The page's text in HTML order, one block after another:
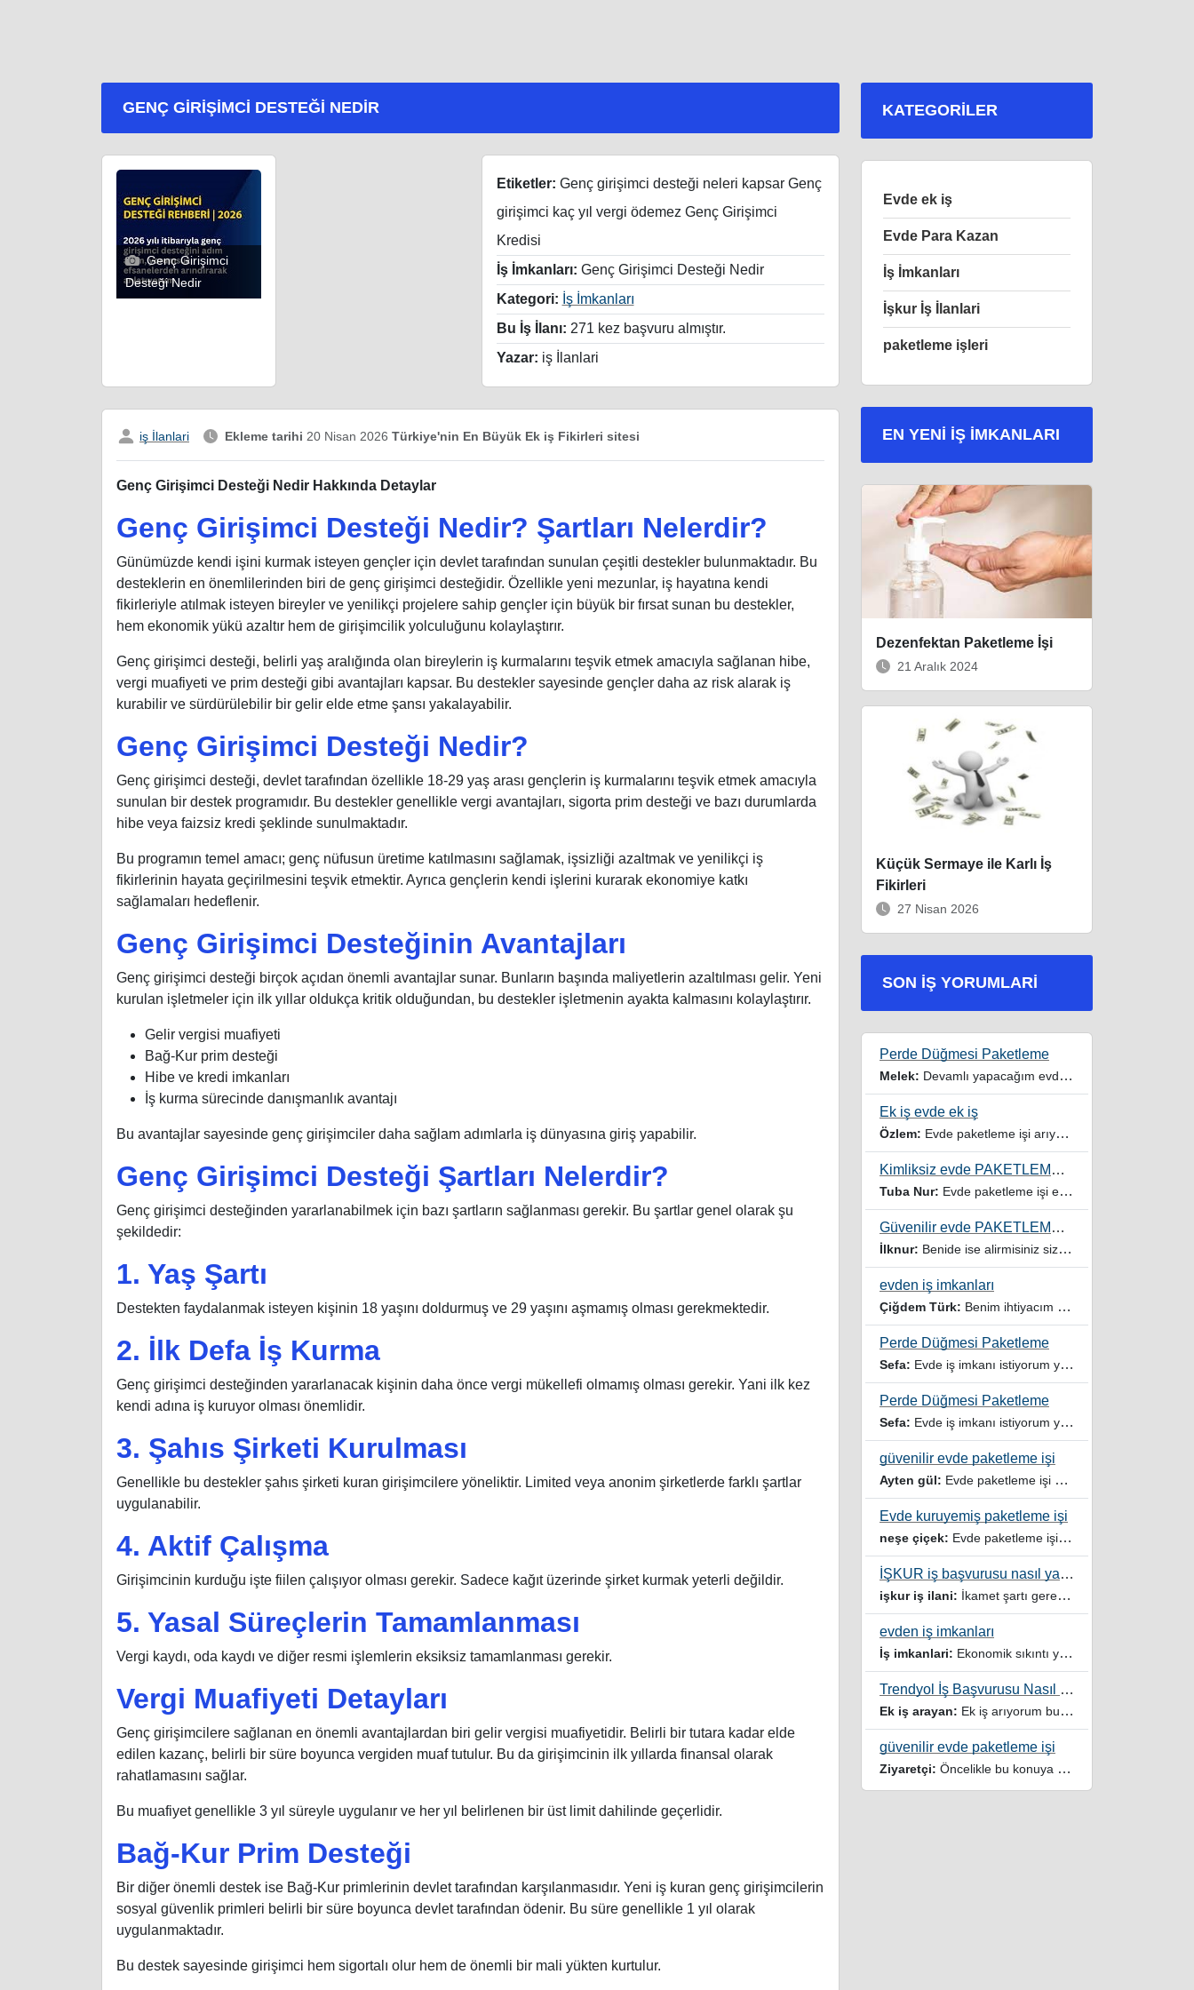
GENÇ GIRIŞIMCI DESTEĞI NEDIR
Genç Girişimci
Desteği Nedir
Etiketler: Genç girişimci desteği neleri kapsar Genç
girişimci kaç yıl vergi ödemez Genç Girişimci
Kredisi
İş İmkanları: Genç Girişimci Desteği Nedir
Kategori: İş İmkanları
Bu İş İlanı: 271 kez başvuru almıştır.
Yazar: iş İlanlari
iş İlanlari Ekleme tarihi 20 Nisan 2026 Türkiye'nin En Büyük Ek iş Fikirleri sitesi
Genç Girişimci Desteği Nedir Hakkında Detaylar
Genç Girişimci Desteği Nedir? Şartları Nelerdir?
Günümüzde kendi işini kurmak isteyen gençler için devlet tarafından sunulan çeşitli destekler bulunmaktadır. Bu
desteklerin en önemlilerinden biri de genç girişimci desteğidir. Özellikle yeni mezunlar, iş hayatına kendi
fikirleriyle atılmak isteyen bireyler ve yenilikçi projelere sahip gençler için büyük bir fırsat sunan bu destekler,
hem ekonomik yükü azaltır hem de girişimcilik yolculuğunu kolaylaştırır.
Genç girişimci desteği, belirli yaş aralığında olan bireylerin iş kurmalarını teşvik etmek amacıyla sağlanan hibe,
vergi muafiyeti ve prim desteği gibi avantajları kapsar. Bu destekler sayesinde gençler daha az risk alarak iş
kurabilir ve sürdürülebilir bir gelir elde etme şansı yakalayabilir.
Genç Girişimci Desteği Nedir?
Genç girişimci desteği, devlet tarafından özellikle 18-29 yaş arası gençlerin iş kurmalarını teşvik etmek amacıyla
sunulan bir destek programıdır. Bu destekler genellikle vergi avantajları, sigorta prim desteği ve bazı durumlarda
hibe veya faizsiz kredi şeklinde sunulmaktadır.
Bu programın temel amacı; genç nüfusun üretime katılmasını sağlamak, işsizliği azaltmak ve yenilikçi iş
fikirlerinin hayata geçirilmesini teşvik etmektir. Ayrıca gençlerin kendi işlerini kurarak ekonomiye katkı
sağlamaları hedeflenir.
Genç Girişimci Desteğinin Avantajları
Genç girişimci desteği birçok açıdan önemli avantajlar sunar. Bunların başında maliyetlerin azaltılması gelir. Yeni
kurulan işletmeler için ilk yıllar oldukça kritik olduğundan, bu destekler işletmenin ayakta kalmasını kolaylaştırır.
Gelir vergisi muafiyeti
Bağ-Kur prim desteği
Hibe ve kredi imkanları
İş kurma sürecinde danışmanlık avantajı
Bu avantajlar sayesinde genç girişimciler daha sağlam adımlarla iş dünyasına giriş yapabilir.
Genç Girişimci Desteği Şartları Nelerdir?
Genç girişimci desteğinden yararlanabilmek için bazı şartların sağlanması gerekir. Bu şartlar genel olarak şu
şekildedir:
1. Yaş Şartı
Destekten faydalanmak isteyen kişinin 18 yaşını doldurmuş ve 29 yaşını aşmamış olması gerekmektedir.
2. İlk Defa İş Kurma
Genç girişimci desteğinden yararlanacak kişinin daha önce vergi mükellefi olmamış olması gerekir. Yani ilk kez
kendi adına iş kuruyor olması önemlidir.
3. Şahıs Şirketi Kurulması
Genellikle bu destekler şahıs şirketi kuran girişimcilere yöneliktir. Limited veya anonim şirketlerde farklı şartlar
uygulanabilir.
4. Aktif Çalışma
Girişimcinin kurduğu işte fiilen çalışıyor olması gerekir. Sadece kağıt üzerinde şirket kurmak yeterli değildir.
5. Yasal Süreçlerin Tamamlanması
Vergi kaydı, oda kaydı ve diğer resmi işlemlerin eksiksiz tamamlanması gerekir.
Vergi Muafiyeti Detayları
Genç girişimcilere sağlanan en önemli avantajlardan biri gelir vergisi muafiyetidir. Belirli bir tutara kadar elde
edilen kazanç, belirli bir süre boyunca vergiden muaf tutulur. Bu da girişimcinin ilk yıllarda finansal olarak
rahatlamasını sağlar.
Bu muafiyet genellikle 3 yıl süreyle uygulanır ve her yıl belirlenen bir üst limit dahilinde geçerlidir.
Bağ-Kur Prim Desteği
Bir diğer önemli destek ise Bağ-Kur primlerinin devlet tarafından karşılanmasıdır. Yeni iş kuran genç girişimcilerin
sosyal güvenlik primleri belirli bir süre boyunca devlet tarafından ödenir. Bu süre genellikle 1 yıl olarak
uygulanmaktadır.
Bu destek sayesinde girişimci hem sigortalı olur hem de önemli bir mali yükten kurtulur.
KATEGORILER
Evde ek iş
Evde Para Kazan
İş İmkanları
İşkur İş İlanlari
paketleme işleri
EN YENI İŞ IMKANLARI
Dezenfektan Paketleme İşi
21 Aralık 2024
Küçük Sermaye ile Karlı İş
Fikirleri
27 Nisan 2026
SON İŞ YORUMLARI
Perde Düğmesi Paketleme
Melek: Devamlı yapacağım evde iş imkanı istiyorum
Ek iş evde ek iş
Özlem: Evde paketleme işi arıyorum yardımcı olur musunuz
Kimliksiz evde PAKETLEME işi
Tuba Nur: Evde paketleme işi ev hanımıyım iki çocuğum var yardımcı olursanız sevinirim
Güvenilir evde PAKETLEME işi Kadınlar Kulübü
İlknur: Benide ise alirmisiniz sizinle çalışmak istiyorum
evden iş imkanları
Çiğdem Türk: Benim ihtiyacım var
Perde Düğmesi Paketleme
Sefa: Evde iş imkanı istiyorum yardımcı olur musunuz
Perde Düğmesi Paketleme
Sefa: Evde iş imkanı istiyorum yardımcı olursanız sevinirim
güvenilir evde paketleme işi
Ayten gül: Evde paketleme işi ariyorum
Evde kuruyemiş paketleme işi
neşe çiçek: Evde paketleme işi veren firmalar ariyorum
İŞKUR iş başvurusu nasıl yapılır
işkur iş ilani: İkamet şartı gerektirmeyen işler veya iş ilanlari da listelensin. Arama sonucuna işverenin tercih ettiği ikamet illeri de eklense olmazmi
evden iş imkanları
İş imkanlari: Ekonomik sıkıntı yaşayan dar gelirli ailelere özellikle evde iş imkanı sağlayan bu durumdan istifade eden ev hanımlarına büyük bir nimet çalışmak ev Ekonomisine benim gibi destek olmak isteyenler sağlam güvenilir sitelere rağbet etsin her ilan yada reklam doğru adres olmayabiliyor arkadaşlar, bu alanda bize yol gösteren yardımcı olan doğru şekilde yönlendiren sayfaya teşekkür ederim elinize emeklerine sağlık
Trendyol İş Başvurusu Nasıl Yapılır
Ek iş arayan: Ek iş arıyorum burdaki yazıları tek tek okudum faydalı iş imkanları var tsk let
güvenilir evde paketleme işi
Ziyaretçi: Öncelikle bu konuya değindiğiz için teşekkür ederim maalesef bu tarzda yazılarla inanıp aldanan ve dolandirilan insanlar oluyor, o yüzden bu sektörlerde işini hakkıyla yapan siteler ve sayfalara itibar edilmeli,üç beş demeden ek gelir ile evine destek olmayan iyi niyetli insanlarında iyi niyetleri suistimal edilmemeli,sayfanızın geniş kitlelere doğru ve gerçek adresten ulaşması temennisiyle kolaylıklar dilerim..